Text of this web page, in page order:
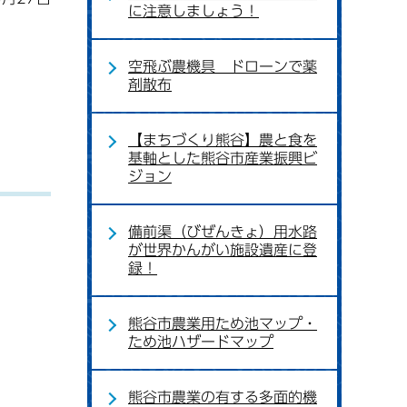
に注意しましょう！
空飛ぶ農機具 ドローンで薬
剤散布
【まちづくり熊谷】農と食を
基軸とした熊谷市産業振興ビ
ジョン
備前渠（びぜんきょ）用水路
が世界かんがい施設遺産に登
録！
熊谷市農業用ため池マップ・
ため池ハザードマップ
熊谷市農業の有する多面的機